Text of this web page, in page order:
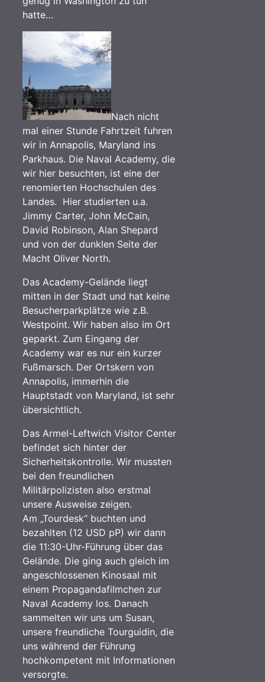
hatte…
Nach nicht
mal einer Stunde Fahrtzeit fuhren
wir in Annapolis, Maryland ins
Parkhaus. Die Naval Academy, die
wir hier besuchten, ist eine der
renomierten Hochschulen des
Landes. Hier studierten u.a.
Jimmy Carter, John McCain,
David Robinson, Alan Shepard
und von der dunklen Seite der
Macht Oliver North.
Das Academy-Gelände liegt
mitten in der Stadt und hat keine
Besucherparkplätze wie z.B.
Westpoint. Wir haben also im Ort
geparkt. Zum Eingang der
Academy war es nur ein kurzer
Fußmarsch. Der Ortskern von
Annapolis, immerhin die
Hauptstadt von Maryland, ist sehr
übersichtlich.
Das Armel-Leftwich Visitor Center
befindet sich hinter der
Sicherheitskontrolle. Wir mussten
bei den freundlichen
Militärpolizisten also erstmal
unsere Ausweise zeigen.
Am „Tourdesk“ buchten und
bezahlten (12 USD pP) wir dann
die 11:30-Uhr-Führung über das
Gelände. Die ging auch gleich im
angeschlossenen Kinosaal mit
einem Propagandafilmchen zur
Naval Academy los. Danach
sammelten wir uns um Susan,
unsere freundliche Tourguidin, die
uns während der Führung
hochkompetent mit Informationen
versorgte.